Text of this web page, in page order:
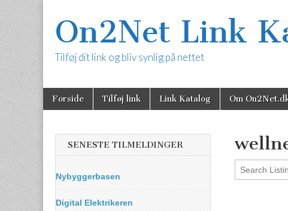
On2Net Link
Tilføj dit link og bliv synlig på nettet
Main
menu
Skip
Forside Tilføj link Link Katalog Om
SENESTE TILMELDINGER
Nybyggerbasen
Digital Elektrikeren